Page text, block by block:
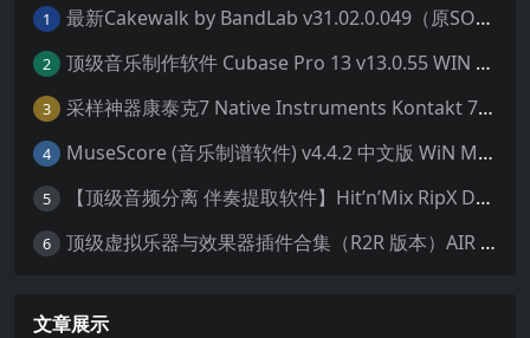
1 最新Cakewalk by BandLab v31.02.0.049（原SONAR白金版）中文版/安装方法（Win）
2 顶级音乐制作软件 Cubase Pro 13 v13.0.55 WIN MAC 破解版下载含全套80G音色库 附安装教程
3 采样神器康泰克7 Native Instruments Kontakt 7 v7.10.9 WiN MAC 便携版 MAC含批量入库工具 NICNT文件制作工具 非标准音色库入库
4 MuseScore (音乐制谱软件) v4.4.2 中文版 WiN MAC
5 【顶级音频分离 伴奏提取软件】Hit’n’Mix RipX DeepAudio v7.5.1 WIN MAC
6 顶级虚拟乐器与效果器插件合集（R2R 版本）AIR Music Technology
文章展示